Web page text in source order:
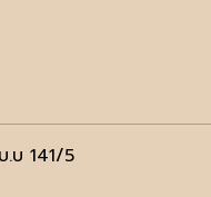
บ 141/5